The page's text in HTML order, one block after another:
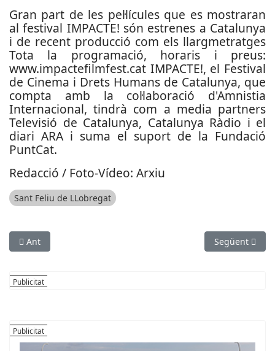
Gran part de les pel·lícules que es mostraran
al festival IMPACTE! són estrenes a Catalunya
i de recent producció com els llargmetratges
Tota la programació, horaris i preus:
www.impactefilmfest.cat IMPACTE!, el Festival
de Cinema i Drets Humans de Catalunya, que
compta amb la col·laboració d'Amnistia
Internacional, tindrà com a media partners
Televisió de Catalunya, Catalunya Ràdio i el
diari ARA i suma el suport de la Fundació
PuntCat.
Redacció / Foto-Vídeo: Arxiu
Sant Feliu de LLobregat
Article anterior: Tanca el quart festival Dansa Metropolitana
Ant Article
Següent